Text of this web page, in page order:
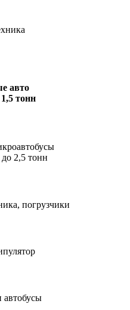
авто
тонн
2,5 тонн
погрузчики
автобусы